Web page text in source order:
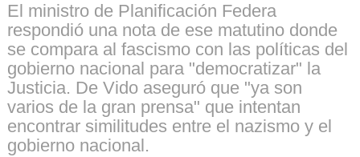
El ministro de Planificación Federa
respondió una nota de ese matutino donde
se compara al fascismo con las políticas del
gobierno nacional para "democratizar" la
Justicia. De Vido aseguró que "ya son
varios de la gran prensa" que intentan
encontrar similitudes entre el nazismo y el
gobierno nacional.